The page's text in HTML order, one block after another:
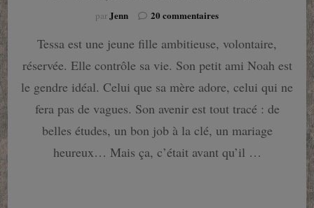
parJenn 20 commentairessur
terriblement
!
Tessa est une jeune fille ambitieuse, volontaire,
réservée. Elle contrôle sa vie. Son petit ami Noah est
le gendre idéal. Celui que sa mère adore, celui qui ne
fera pas de vagues. Son avenir est tout tracé : de
belles études, un bon job à la clé, un mariage
heureux… Mais ça, c’était avant qu’il …